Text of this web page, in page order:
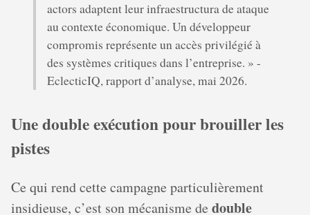
actors adaptent leur infraestructura de ataque
au contexte économique. Un développeur
compromis représente un accès privilégié à
des systèmes critiques dans l’entreprise. » -
EclecticIQ, rapport d’analyse, mai 2026.
Une double exécution pour brouiller les
pistes
Ce qui rend cette campagne particulièrement
insidieuse, c’est son mécanisme de double